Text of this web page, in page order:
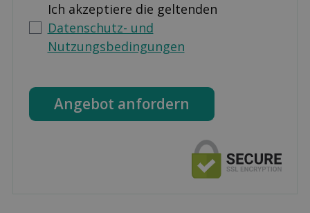
Ich akzeptiere die geltenden
Datenschutz- und
Nutzungsbedingungen
Angebot anfordern